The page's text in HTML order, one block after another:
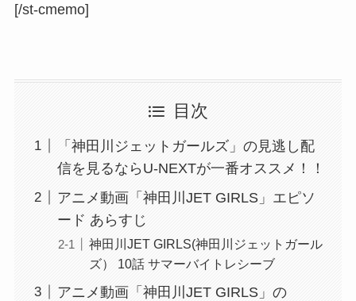
[/st-cmemo]
目次
「神田川ジェットガールズ」の見逃し配
信を見るならU-NEXTが一番オススメ！！
アニメ動画「神田川JET GIRLS」エピソ
ード あらすじ
神田川JET GIRLS(神田川ジェットガール
ズ） 10話 サマーバイトレシーブ
アニメ動画「神田川JET GIRLS」の